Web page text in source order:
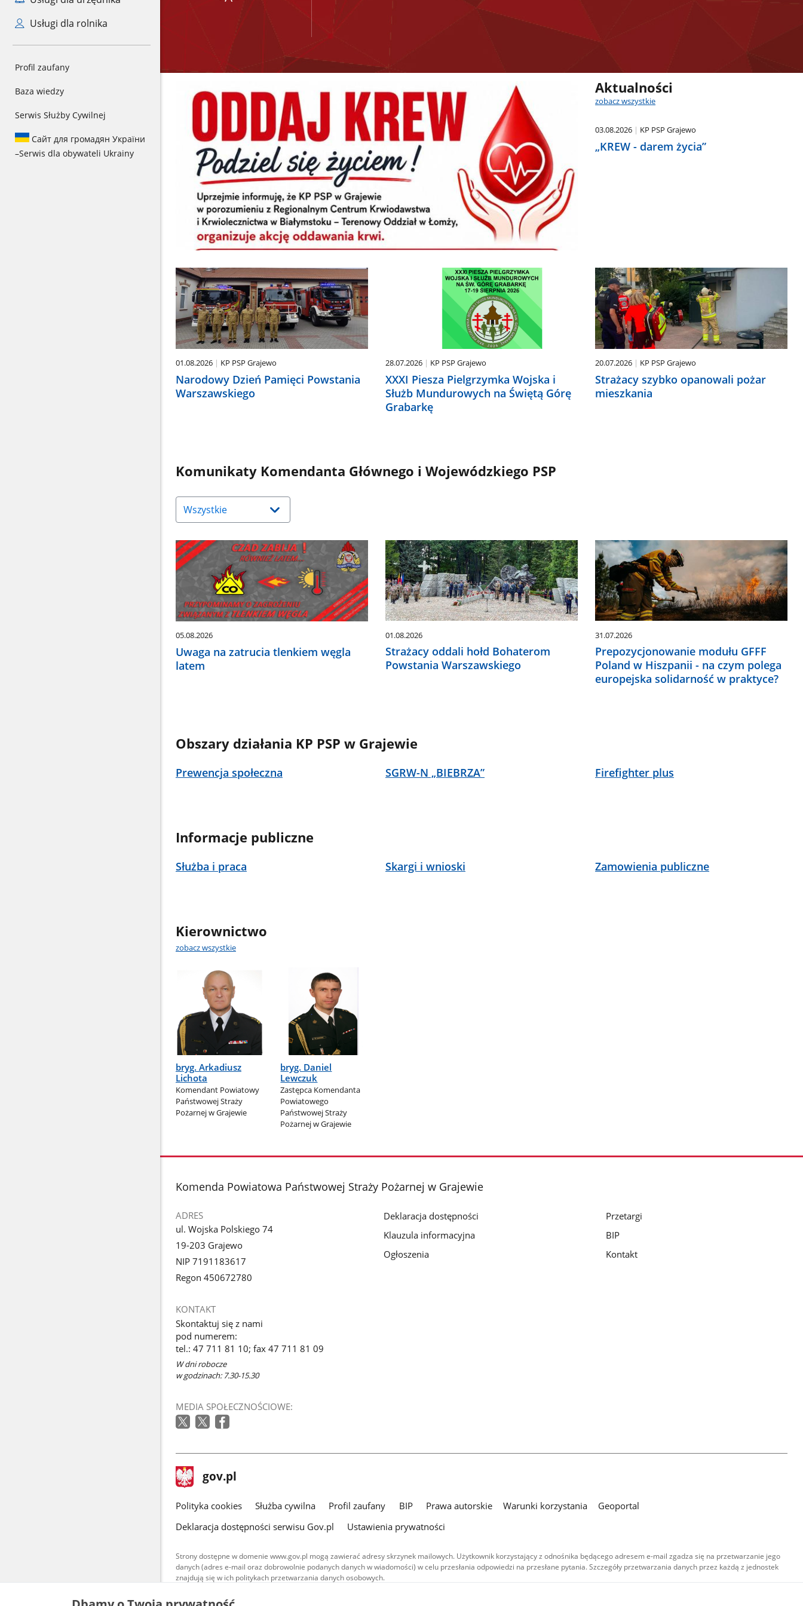
Usługi dla rolnika
Profil zaufany
Baza wiedzy
Serwis Służby Cywilnej
Сайт для громадян України
–Serwis dla obywateli Ukrainy
Aktualności
zobacz wszystkie
03.08.2026 KP PSP Grajewo
„KREW - darem życia”
01.08.2026 KP PSP Grajewo
Narodowy Dzień Pamięci Powstania
Warszawskiego
28.07.2026 KP PSP Grajewo
XXXI Piesza Pielgrzymka Wojska i
Służb Mundurowych na Świętą Górę
Grabarkę
20.07.2026 KP PSP Grajewo
Strażacy szybko opanowali pożar
mieszkania
Komunikaty Komendanta Głównego i Wojewódzkiego PSP
Naciśnij
strzałkę
w
aby
wybrać
odpowiednią
pozycję.
Dane
zaktualizują
się
automatycznie.
05.08.2026
Uwaga na zatrucia tlenkiem węgla
latem
01.08.2026
Strażacy oddali hołd Bohaterom
Powstania Warszawskiego
31.07.2026
Prepozycjonowanie modułu GFFF
Poland w Hiszpanii - na czym polega
europejska solidarność w praktyce?
Obszary działania KP PSP w Grajewie
Prewencja społeczna SGRW-N „BIEBRZA” Firefighter plus
Informacje publiczne
Służba i praca Skargi i wnioski Zamowienia publiczne
Kierownictwo
zobacz wszystkie
bryg. Arkadiusz
Lichota
Komendant Powiatowy
Państwowej Straży
Pożarnej w Grajewie
bryg. Daniel
Lewczuk
Zastępca Komendanta
Powiatowego
Państwowej Straży
Pożarnej w Grajewie
stopka
Komenda Powiatowa Państwowej Straży Pożarnej w Grajewie
ADRES
ul. Wojska Polskiego 74
19-203 Grajewo
NIP 7191183617
Regon 450672780
KONTAKT
Skontaktuj się z nami
pod numerem:
tel.: 47 711 81 10; fax 47 711 81 09
W dni robocze
w godzinach: 7.30-15.30
MEDIA SPOŁECZNOŚCIOWE:
Deklaracja dostępności
Klauzula informacyjna
Ogłoszenia
Przetargi
BIP
Kontakt
stopka
gov.pl Strona
gov.pl
gov.pl
Polityka cookies Służba cywilna Profil zaufany BIP Prawa autorskie Warunki korzystania
Geoportal
Deklaracja dostępności serwisu Gov.pl
Ustawienia prywatności
Strony dostępne w domenie www.gov.pl mogą zawierać adresy skrzynek mailowych. Użytkownik korzystający z odnośnika będącego adresem e-mail zgadza się na przetwarzanie jego
danych (adres e-mail oraz dobrowolnie podanych danych w wiadomości) w celu przesłania odpowiedzi na przesłane pytania. Szczegóły przetwarzania danych przez każdą z jednostek
znajdują się w ich politykach przetwarzania danych osobowych.
Treści tekstowe publikowane w serwisie (z wyłączeniem treści audiowizualnych), są